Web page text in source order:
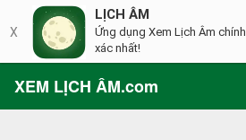
XEM LỊCH ÂM.com
X
LỊCH ÂM
Ứng dụng Xem Lịch Âm chính
xác nhất!